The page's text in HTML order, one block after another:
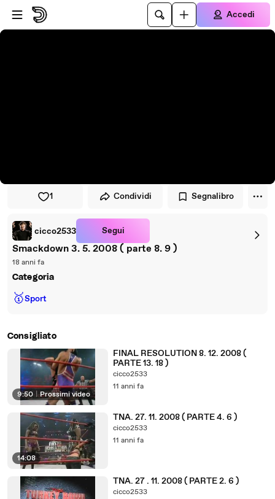
Vai al lettore
Passa al contenuto principale
Accedi
1 Condividi Segnalibro
cicco2533 Segui
Smackdown 3. 5. 2008 ( parte 8. 9 )
18 anni fa
Categoria
🥇Sport
Consigliato
9:50 Prossimi video
FINAL RESOLUTION 8. 12. 2008 (
PARTE 13. 18 )
cicco2533
11 anni fa
14:08
TNA. 27. 11. 2008 ( PARTE 4. 6 )
cicco2533
11 anni fa
TNA. 27 . 11. 2008 ( PARTE 2. 6 )
cicco2533